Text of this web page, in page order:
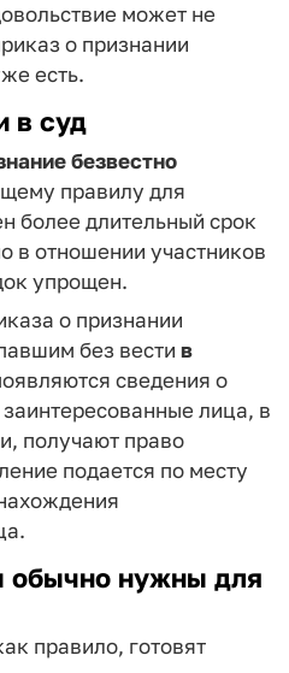
может не
о признании
есть.
в суд
безвестно
правилу для
более длительный срок
в отношении участников
упрощен.
о признании
без вести в
сведения о
лица, в
получают право
подается по месту
обычно нужны для
правило, готовят